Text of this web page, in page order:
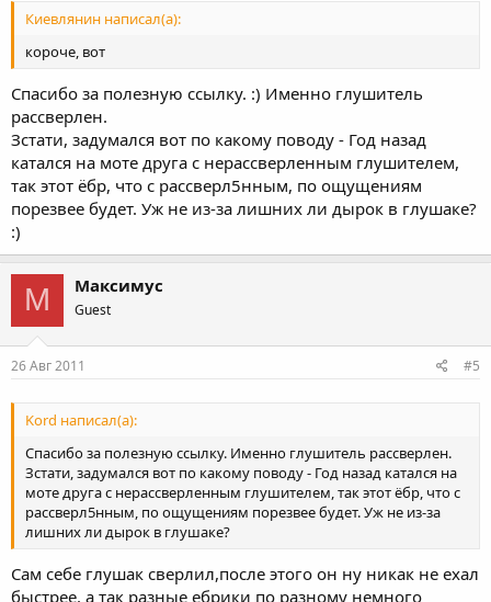
Киевлянин написал(а):
короче, вот
Спасибо за полезную ссылку. :) Именно глушитель
рассверлен.
Зстати, задумался вот по какому поводу - Год назад
катался на моте друга с нерассверленным глушителем,
так этот ёбр, что с рассверл5нным, по ощущениям
порезвее будет. Уж не из-за лишних ли дырок в глушаке?
:)
М Максимус
Guest
26 Авг 2011 #5
Kord написал(а):
Спасибо за полезную ссылку. Именно глушитель рассверлен.
Зстати, задумался вот по какому поводу - Год назад катался на
моте друга с нерассверленным глушителем, так этот ёбр, что с
рассверл5нным, по ощущениям порезвее будет. Уж не из-за
лишних ли дырок в глушаке?
Сам себе глушак сверлил,после этого он ну никак не ехал
быстрее. а так разные ебрики по разному немного